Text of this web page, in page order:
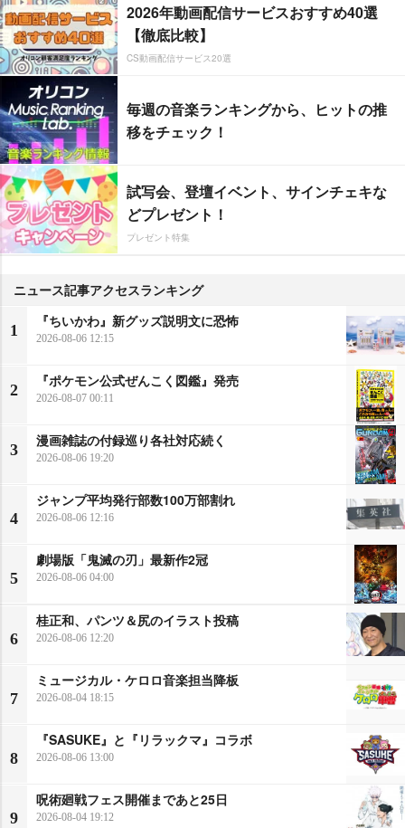
2026年動画配信サービスおすすめ40選
【徹底比較】
CS動画配信サービス20選
毎週の音楽ランキングから、ヒットの推
移をチェック！
試写会、登壇イベント、サインチェキな
どプレゼント！
プレゼント特集
ニュース記事アクセスランキング
1
『ちいかわ』新グッズ説明文に恐怖
2026-08-06 12:15
2
『ポケモン公式ぜんこく図鑑』発売
2026-08-07 00:11
3
漫画雑誌の付録巡り各社対応続く
2026-08-06 19:20
4
ジャンプ平均発行部数100万部割れ
2026-08-06 12:16
5
劇場版「鬼滅の刃」最新作2冠
2026-08-06 04:00
6
桂正和、パンツ＆尻のイラスト投稿
2026-08-06 12:20
7
ミュージカル・ケロロ音楽担当降板
2026-08-04 18:15
8
『SASUKE』と『リラックマ』コラボ
2026-08-06 13:00
9
呪術廻戦フェス開催まであと25日
2026-08-04 19:12